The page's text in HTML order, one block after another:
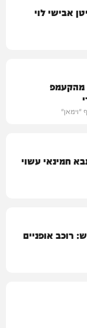
אבישי לוי
מהקעמפ
חמינאי עשוי
רוכב אופניים